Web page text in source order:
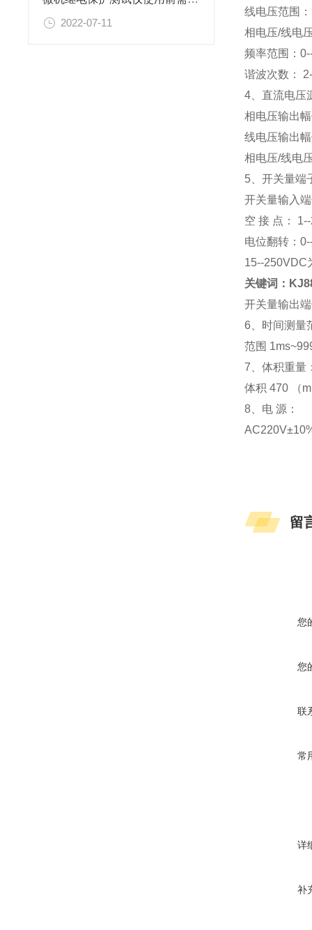
2022-07-11
线电压范围
相电压/线电
频率范围：
谐波次数：
4、直流电压
相电压输出
线电压输出
相电压/线电
5、开关量端
开关量输入
空 接 点：
电位翻转：
15--250VDC
关键词：
开关量输出
6、时间测量
范围
7、体积重量
体积 470 （
8、电 源：
留
您
您
联
常
详
补